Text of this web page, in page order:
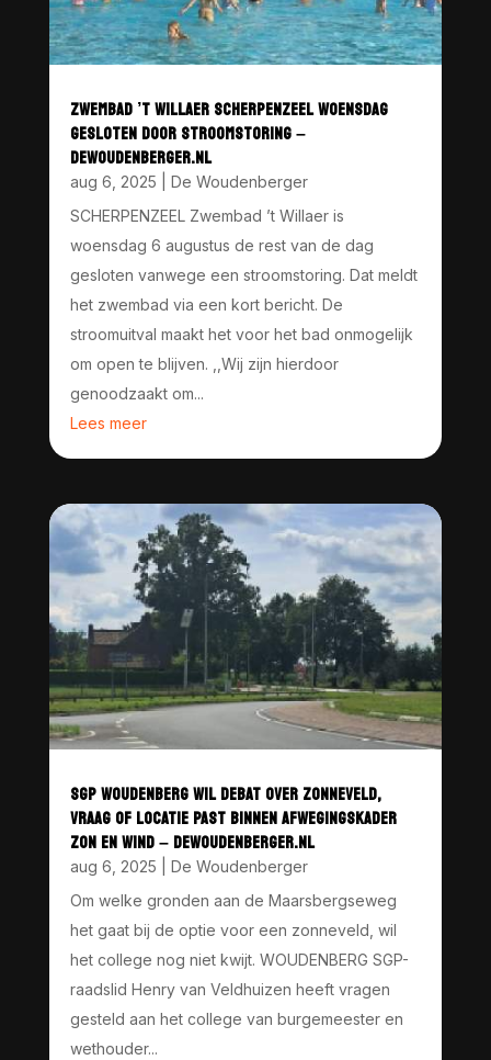
ZWEMBAD ’T WILLAER SCHERPENZEEL WOENSDAG
GESLOTEN DOOR STROOMSTORING –
DEWOUDENBERGER.NL
aug 6, 2025
De Woudenberger
SCHERPENZEEL Zwembad ’t Willaer is
woensdag 6 augustus de rest van de dag
gesloten vanwege een stroomstoring. Dat meldt
het zwembad via een kort bericht. De
stroomuitval maakt het voor het bad onmogelijk
om open te blijven. ,,Wij zijn hierdoor
genoodzaakt om...
Lees meer
SGP WOUDENBERG WIL DEBAT OVER ZONNEVELD,
VRAAG OF LOCATIE PAST BINNEN AFWEGINGSKADER
ZON EN WIND – DEWOUDENBERGER.NL
aug 6, 2025
De Woudenberger
Om welke gronden aan de Maarsbergseweg
het gaat bij de optie voor een zonneveld, wil
het college nog niet kwijt. WOUDENBERG SGP-
raadslid Henry van Veldhuizen heeft vragen
gesteld aan het college van burgemeester en
wethouder...